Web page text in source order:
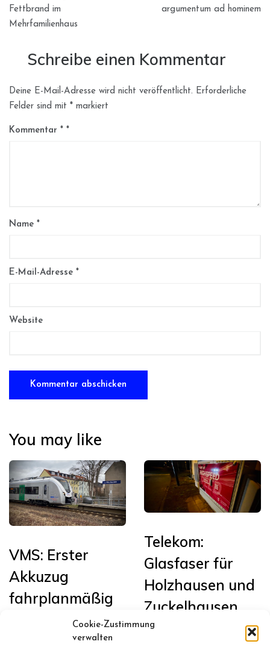
Cookie-Zustimmung
verwalten
Fettbrand im
Mehrfamilienhaus
argumentum ad hominem
Schreibe einen Kommentar
Deine E-Mail-Adresse wird nicht veröffentlicht. Erforderliche
Felder sind mit * markiert
Kommentar *
Name *
E-Mail-Adresse *
Website
You may like
VMS: Erster
Akkuzug
fahrplanmäßig
in Sachsen auf
der Bahnstrecke
Telekom:
Glasfaser für
Holzhausen und
Zuckelhausen